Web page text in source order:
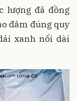
lượng đã đồng
đảm đúng quy
xanh nối dài